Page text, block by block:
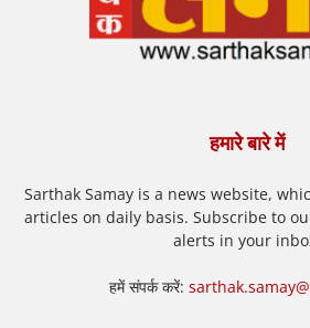
हमारे बारे में
Sarthak Samay is a news website,
articles on daily basis. Subscribe to
alerts in your
हमें संपर्क करें: